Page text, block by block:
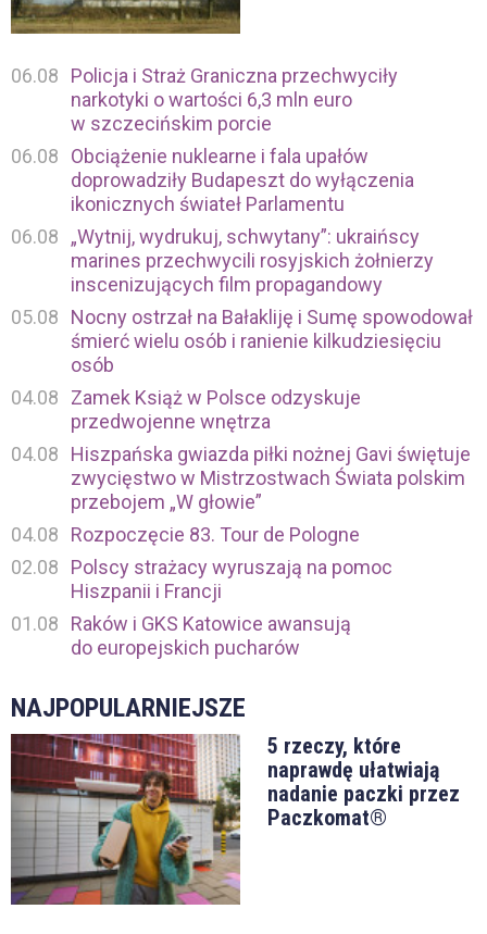
06.08
Policja i Straż Graniczna przechwyciły
narkotyki o wartości 6,3 mln euro
w szczecińskim porcie
06.08
Obciążenie nuklearne i fala upałów
doprowadziły Budapeszt do wyłączenia
ikonicznych świateł Parlamentu
06.08
„Wytnij, wydrukuj, schwytany”: ukraińscy
marines przechwycili rosyjskich żołnierzy
inscenizujących film propagandowy
05.08
Nocny ostrzał na Bałakliję i Sumę spowodował
śmierć wielu osób i ranienie kilkudziesięciu
osób
04.08
Zamek Książ w Polsce odzyskuje
przedwojenne wnętrza
04.08
Hiszpańska gwiazda piłki nożnej Gavi świętuje
zwycięstwo w Mistrzostwach Świata polskim
przebojem „W głowie”
04.08
Rozpoczęcie 83. Tour de Pologne
02.08
Polscy strażacy wyruszają na pomoc
Hiszpanii i Francji
01.08
Raków i GKS Katowice awansują
do europejskich pucharów
NAJPOPULARNIEJSZE
5 rzeczy, które
naprawdę ułatwiają
nadanie paczki przez
Paczkomat®